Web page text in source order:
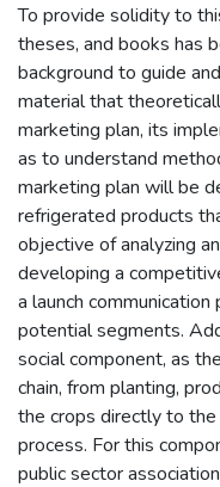
To provide solidity to
theses, and books has
background to guide
material that
marketing plan, its
as to understand
marketing plan will be
refrigerated products
objective of analyzing
developing a
a launch
potential segments.
social component, as
chain, from planting,
the crops directly to
process. For this
public sector